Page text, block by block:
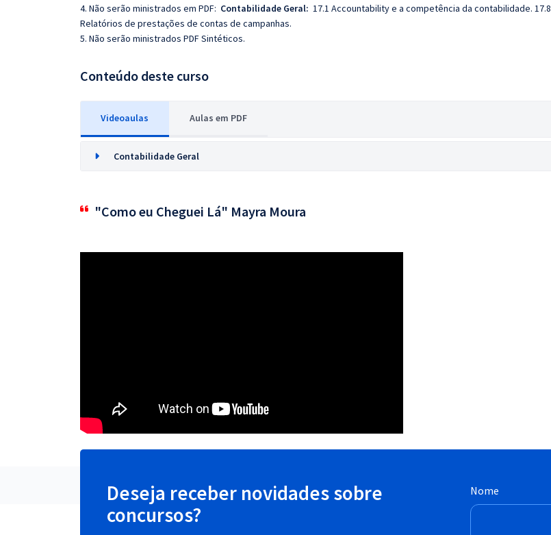
4. Não serão ministrados em PDF: Contabilidade Geral: 17.1 Accountability e a competência da contabilidade. 17.8
Relatórios de prestações de contas de campanhas.
5. Não serão ministrados PDF Sintéticos.
Conteúdo deste curso
Videoaulas Aulas em PDF
Contabilidade Geral
"Como eu Cheguei Lá" Mayra Moura
Deseja receber novidades sobre
concursos?
Nome